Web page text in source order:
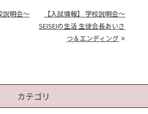
説明会～
【入試情報】 学校説明会～
SEISEIの生活 生徒会長あいさ
つ＆エンディング »
カテゴリ